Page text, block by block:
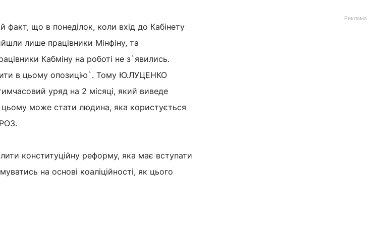
що в понеділок, коли вхід до Кабінету
лише працівники Мінфіну, та
Кабміну на роботі не з`явились.
в цьому опозицію`. Тому Ю.ЛУЦЕНКО
уряд на 2 місяці, який виведе
цьому може стати людина, яка користується
конституційну реформу, яка має вступати
на основі коаліційності, як цього
Реклама